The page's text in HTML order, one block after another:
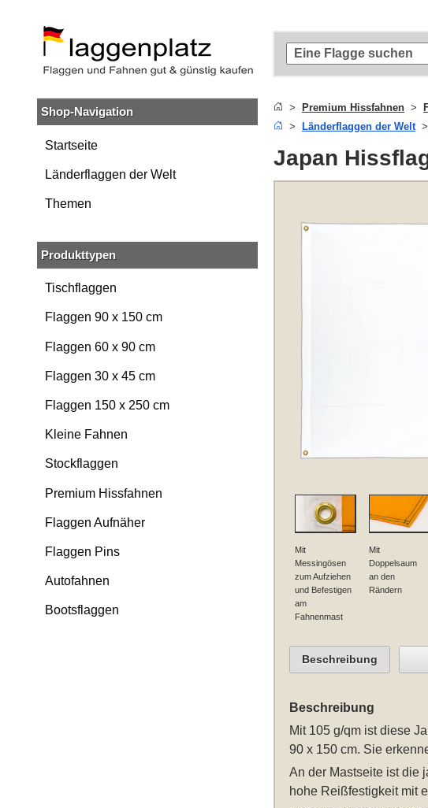
Hauptinhalt
springen
Suche
Zur
Navigation
springen
Shop-Navigation
Startseite
Länderflaggen der Welt
Themen
Produkttypen
Tischflaggen
Flaggen 90 x 150 cm
Flaggen 60 x 90 cm
Flaggen 30 x 45 cm
Flaggen 150 x 250 cm
Kleine Fahnen
Stockflaggen
Premium Hissfahnen
Flaggen Aufnäher
Flaggen Pins
Autofahnen
Bootsflaggen
Premium Hissfahnen
Länderflaggen der Welt
Japan
Mit
Messingösen
zum Aufziehen
und Befestigen
am
Fahnenmast
Mit
Doppelsaum
an den
Rändern
Beschreibung
Beschreibung
Mit 105 g/qm ist diese
90 x 150 cm. Sie
An der Mastseite ist die
hohe Reißfestigkeit mit